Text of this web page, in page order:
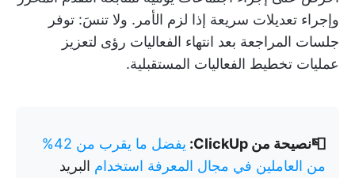
وإجراء تعديلات سريعة إذا لزم الأمر. ولا تنسَ: توفر
جلسات المراجعة بعد انتهاء الفعاليات رؤى لتعزيز
عمليات تخطيط الفعاليات المستقبلية.
📮نصيحة من ClickUp:
يفضل ما يقرب من 42%
من العاملين في مجال المعرفة استخدام البريد